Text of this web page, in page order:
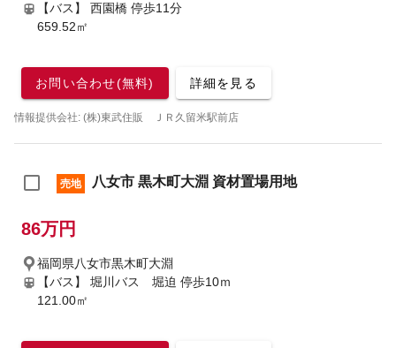
【バス】 西園橋 停歩11分
659.52㎡
お問い合わせ(無料) 詳細を見る
情報提供会社: (株)東武住販 ＪＲ久留米駅前店
売地 八女市 黒木町大淵 資材置場用地
86万円
福岡県八女市黒木町大淵
【バス】 堀川バス 堀迫 停歩10ｍ
121.00㎡